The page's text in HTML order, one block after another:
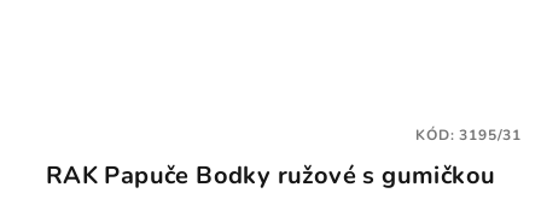
RAK Papuče Bodky ružové s gumičkou
KÓD:3195/31